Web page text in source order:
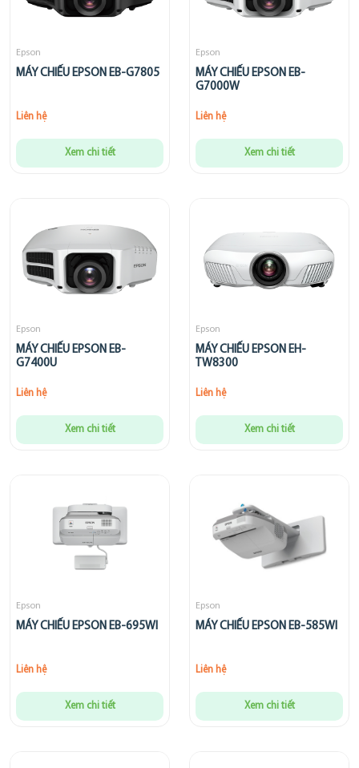
Epson
MÁY CHIẾU EPSON EB-G7805
Liên hệ
Xem chi tiết
Epson
MÁY CHIẾU EPSON EB-
G7000W
Liên hệ
Xem chi tiết
Epson
MÁY CHIẾU EPSON EB-
G7400U
Liên hệ
Xem chi tiết
Epson
MÁY CHIẾU EPSON EH-
TW8300
Liên hệ
Xem chi tiết
Epson
MÁY CHIẾU EPSON EB-695WI
Liên hệ
Xem chi tiết
Epson
MÁY CHIẾU EPSON EB-585WI
Liên hệ
Xem chi tiết